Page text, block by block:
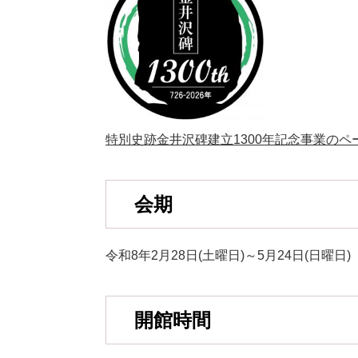
特別史跡金井沢碑建立1300年記念事業のペ
会期
令和8年2月28日(土曜日)～5月24日(日曜日)
開館時間